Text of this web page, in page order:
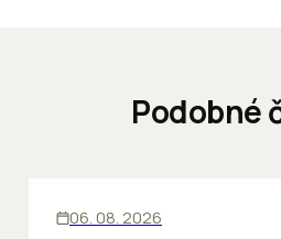
Podobné
06. 08. 2026